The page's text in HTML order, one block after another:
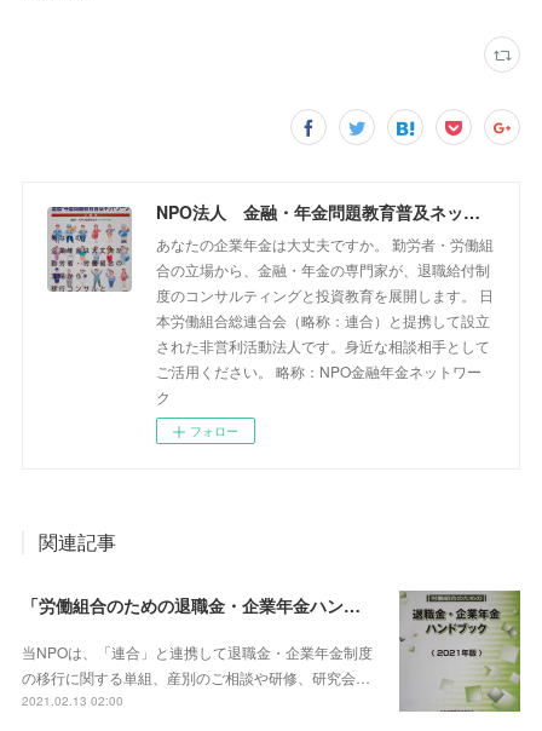
NPO法人 金融・年金問題教育普及ネットワーク
あなたの企業年金は大丈夫ですか。 勤労者・労働組
合の立場から、金融・年金の専門家が、退職給付制
度のコンサルティングと投資教育を展開します。 日
本労働組合総連合会（略称：連合）と提携して設立
された非営利活動法人です。身近な相談相手として
ご活用ください。 略称：NPO金融年金ネットワー
ク
フォロー
関連記事
「労働組合のための退職金・企業年金ハンドブック（2021年版）
当NPOは、「連合」と連携して退職金・企業年金制度
の移行に関する単組、産別のご相談や研修、研究会…
2021.02.13 02:00